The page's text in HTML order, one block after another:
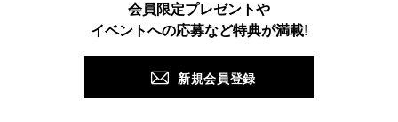
会員限定プレゼントや
イベントへの応募など特典が満載!
新規会員登録